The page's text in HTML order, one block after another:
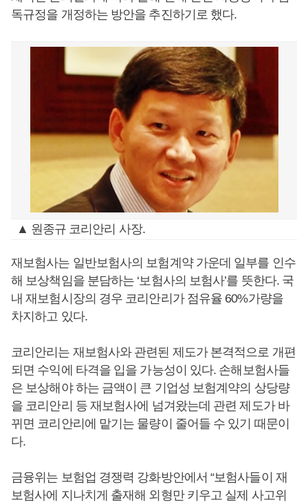
독규정을 개정하는 방안을 추진하기로 했다.
▲ 원종규 코리안리 사장.
재보험사는 일반보험사의 보험계약 가운데 일부를 인수
해 보상책임을 분담하는 ‘보험사의 보험사’를 뜻한다. 국
내 재보험시장의 경우 코리안리가 점유율 60%가량을
차지하고 있다.
코리안리는 재보험사와 관련된 제도가 본격적으로 개편
되면 수익에 타격을 입을 가능성이 있다. 손해보험사들
은 보상해야 하는 금액이 큰 기업성 보험계약의 상당량
을 코리안리 등 재보험사에 넘겨왔는데 관련 제도가 바
뀌면 코리안리에 맡기는 물량이 줄어들 수 있기 때문이
다.
금융위는 보험업 경쟁력 강화방안에서 “보험사들이 재
보험사에 지나치게 출재해 외형만 키우고 실제 사고위